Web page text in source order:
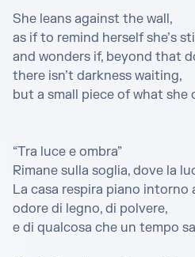
She leans against the wall,
as if to remind herself she’s
and wonders if, beyond that
there isn’t darkness waiting,
but a small piece of what she
“Tra luce e ombra”
Rimane sulla soglia, dove la
La casa respira piano intorno
odore di legno, di polvere,
e di qualcosa che un tempo